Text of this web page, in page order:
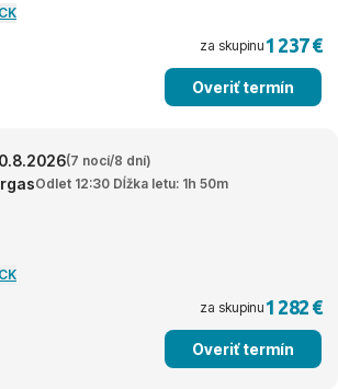
za skupinu1 237 €
Overiť termín
(7 nocí/8 dní)
Odlet 12:30 Dĺžka letu: 1h 50m
za skupinu1 282 €
Overiť termín